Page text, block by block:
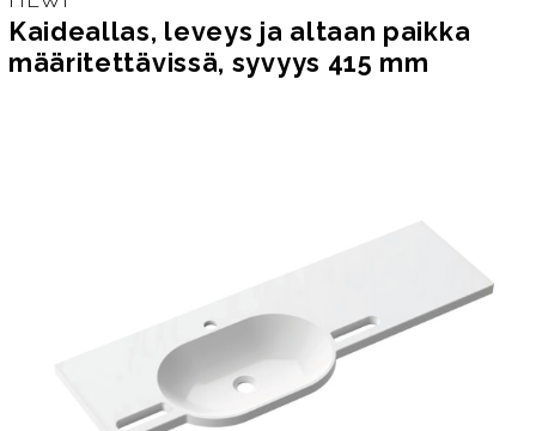
Kaideallas, leveys ja altaan paikka
määritettävissä, syvyys 415 mm